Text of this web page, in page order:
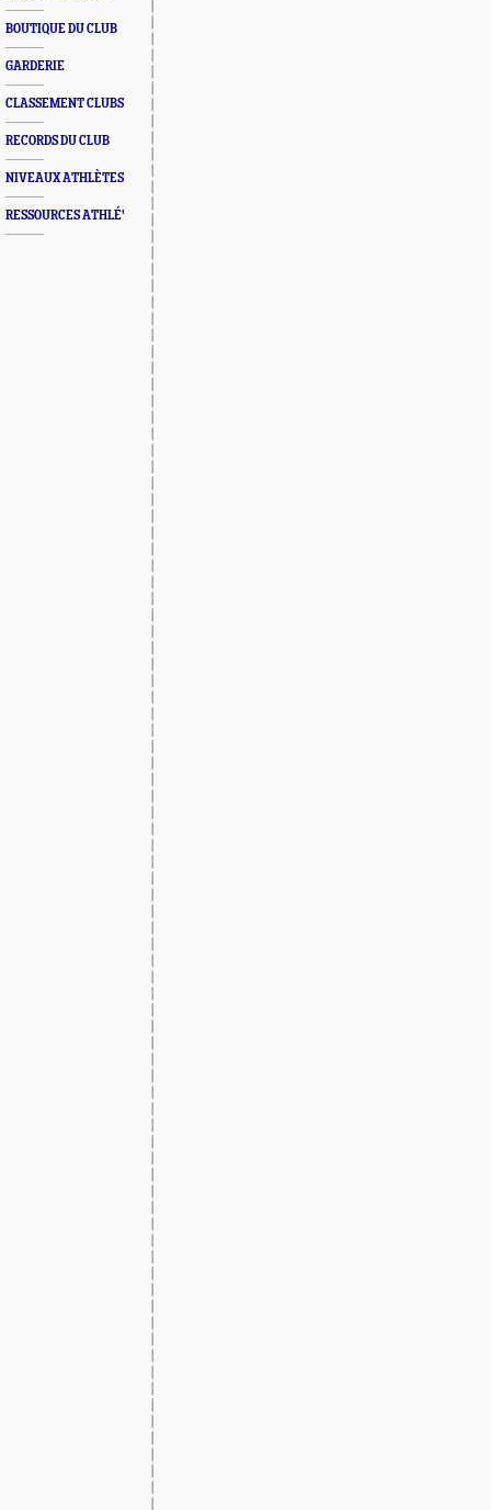
BOUTIQUE DU CLUB
GARDERIE
CLASSEMENT CLUBS
RECORDS DU CLUB
NIVEAUX ATHLÈTES
RESSOURCES ATHLÉ'